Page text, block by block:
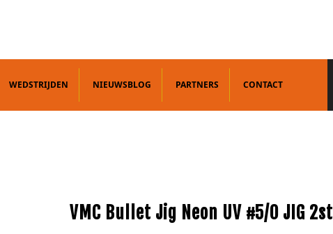
WEDSTRIJDEN NIEUWSBLOG PARTNERS CONTACT
VMC Bullet Jig Neon UV #5/0 JIG 2st